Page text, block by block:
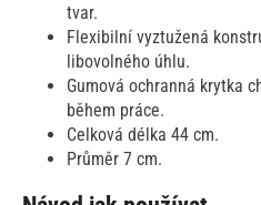
tvar.
Flexibilní vyztužená
libovolného úhlu.
Gumová ochranná krytka
během práce.
Celková délka 44 cm.
Průměr 7 cm.